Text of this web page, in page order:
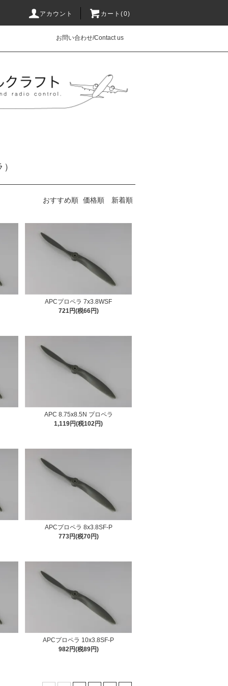
アカウント カート(0)
お問い合わせ/Contact us
おすすめ順 価格順 新着順
APCプロペラ 7x3.8WSF
721円(税66円)
APC 8.75x8.5N プロペラ
1,119円(税102円)
APCプロペラ 8x3.8SF-P
773円(税70円)
APCプロペラ 10x3.8SF-P
982円(税89円)